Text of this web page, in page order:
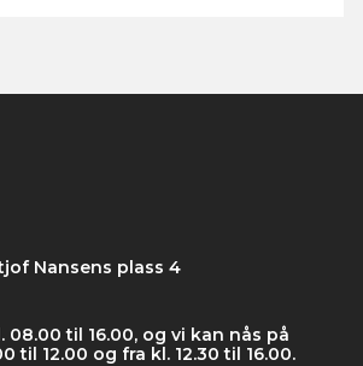
Nansens plass 4
08.00 til 16.00, og vi kan nås på
til 12.00 og fra kl. 12.30 til 16.00.